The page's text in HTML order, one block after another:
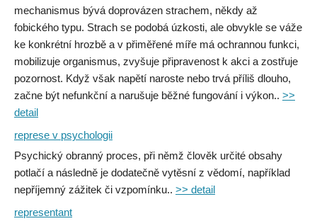
mechanismus bývá doprovázen strachem, někdy až
fobického typu. Strach se podobá úzkosti, ale obvykle se váže
ke konkrétní hrozbě a v přiměřené míře má ochrannou funkci,
mobilizuje organismus, zvyšuje připravenost k akci a zostřuje
pozornost. Když však napětí naroste nebo trvá příliš dlouho,
začne být nefunkční a narušuje běžné fungování i výkon.. >>
detail
represe v psychologii
Psychický obranný proces, při němž člověk určité obsahy
potlačí a následně je dodatečně vytěsní z vědomí, například
nepříjemný zážitek či vzpomínku.. >> detail
representant